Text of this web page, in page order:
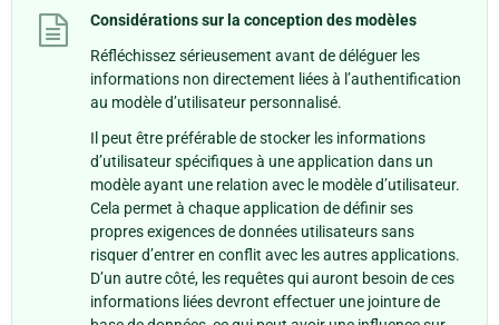
Considérations sur la conception des modèles
Réfléchissez sérieusement avant de déléguer les
informations non directement liées à l’authentification
au modèle d’utilisateur personnalisé.
Il peut être préférable de stocker les informations
d’utilisateur spécifiques à une application dans un
modèle ayant une relation avec le modèle d’utilisateur.
Cela permet à chaque application de définir ses
propres exigences de données utilisateurs sans
risquer d’entrer en conflit avec les autres applications.
D’un autre côté, les requêtes qui auront besoin de ces
informations liées devront effectuer une jointure de